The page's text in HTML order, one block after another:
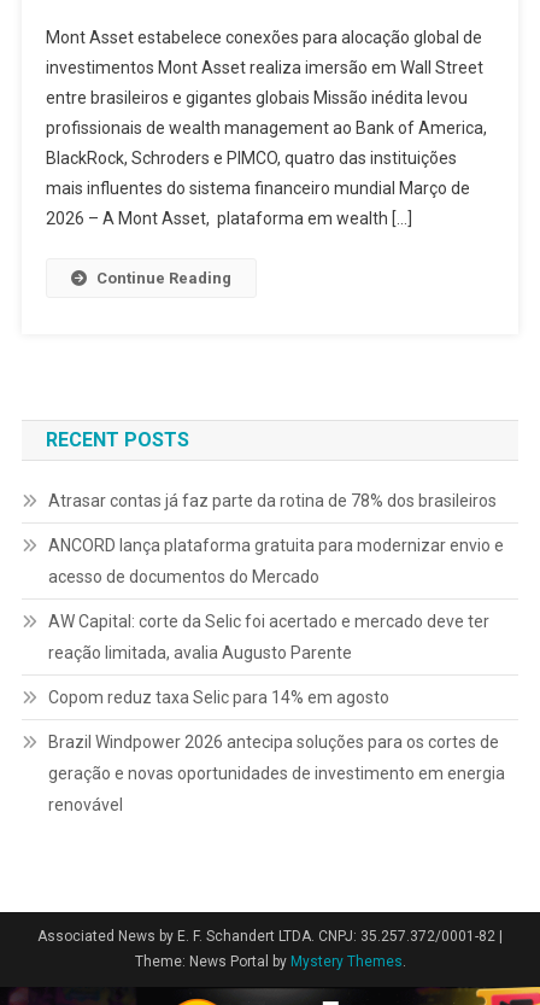
Mont Asset estabelece conexões para alocação global de
investimentos Mont Asset realiza imersão em Wall Street
entre brasileiros e gigantes globais Missão inédita levou
profissionais de wealth management ao Bank of America,
BlackRock, Schroders e PIMCO, quatro das instituições
mais influentes do sistema financeiro mundial Março de
2026 – A Mont Asset, plataforma em wealth […]
Continue Reading
RECENT POSTS
Atrasar contas já faz parte da rotina de 78% dos brasileiros
ANCORD lança plataforma gratuita para modernizar envio e
acesso de documentos do Mercado
AW Capital: corte da Selic foi acertado e mercado deve ter
reação limitada, avalia Augusto Parente
Copom reduz taxa Selic para 14% em agosto
Brazil Windpower 2026 antecipa soluções para os cortes de
geração e novas oportunidades de investimento em energia
renovável
Associated News by E. F. Schandert LTDA. CNPJ: 35.257.372/0001-82 |
Theme: News Portal by Mystery Themes